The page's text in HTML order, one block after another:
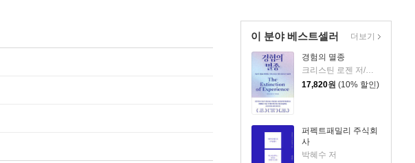
이 분야 베스트셀러
경험의 멸종
크리스틴 로젠 저/이영래 역
17,820원 (10% 할인)
퍼펙트패밀리 주식회
사
박혜수 저
더보기